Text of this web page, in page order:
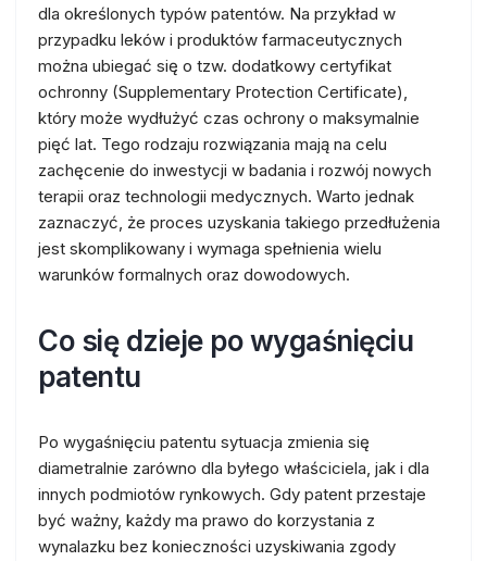
dla określonych typów patentów. Na przykład w
przypadku leków i produktów farmaceutycznych
można ubiegać się o tzw. dodatkowy certyfikat
ochronny (Supplementary Protection Certificate),
który może wydłużyć czas ochrony o maksymalnie
pięć lat. Tego rodzaju rozwiązania mają na celu
zachęcenie do inwestycji w badania i rozwój nowych
terapii oraz technologii medycznych. Warto jednak
zaznaczyć, że proces uzyskania takiego przedłużenia
jest skomplikowany i wymaga spełnienia wielu
warunków formalnych oraz dowodowych.
Co się dzieje po wygaśnięciu
patentu
Po wygaśnięciu patentu sytuacja zmienia się
diametralnie zarówno dla byłego właściciela, jak i dla
innych podmiotów rynkowych. Gdy patent przestaje
być ważny, każdy ma prawo do korzystania z
wynalazku bez konieczności uzyskiwania zgody